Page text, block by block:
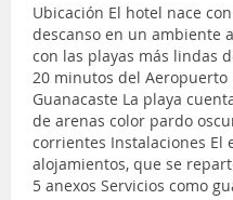
Ubicación El hotel nace
descanso en un ambiente
con las playas más lindas
20 minutos del
Guanacaste La playa
de arenas color pardo
corrientes Instalaciones El
alojamientos, que se
5 anexos Servicios como